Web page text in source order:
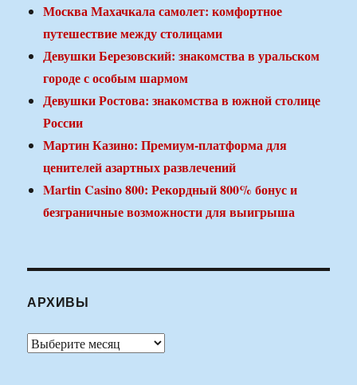
Москва Махачкала самолет: комфортное
путешествие между столицами
Девушки Березовский: знакомства в уральском
городе с особым шармом
Девушки Ростова: знакомства в южной столице
России
Мартин Казино: Премиум-платформа для
ценителей азартных развлечений
Martin Casino 800: Рекордный 800% бонус и
безграничные возможности для выигрыша
АРХИВЫ
Архивы